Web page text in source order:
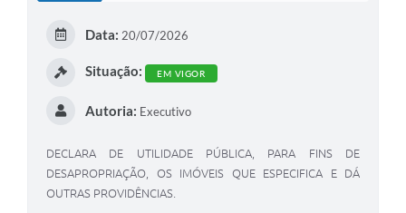
Data: 20/07/2026
Situação: EM VIGOR
Autoria: Executivo
DECLARA DE UTILIDADE PÚBLICA, PARA FINS DE
DESAPROPRIAÇÃO, OS IMÓVEIS QUE ESPECIFICA E DÁ
OUTRAS PROVIDÊNCIAS.